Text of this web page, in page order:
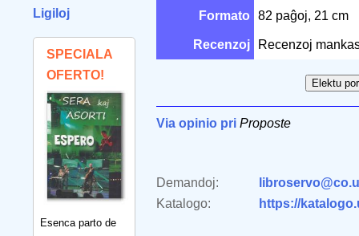
Ligiloj
SPECIALA
OFERTO!
Esenca parto de
Formato 82 paĝoj, 21 cm
Recenzoj Recenzoj
Via opinio pri Proposte
Demandoj:
Katalogo:
https://